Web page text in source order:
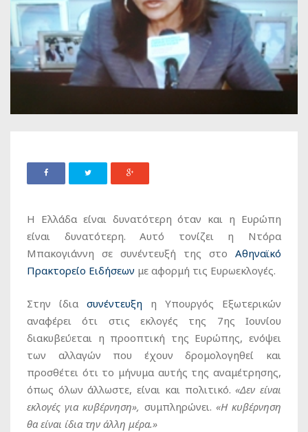
Η Ελλάδα είναι δυνατότερη όταν και η Ευρώπη
είναι δυνατότερη. Αυτό τονίζει η Ντόρα
Μπακογιάννη σε συνέντευξή της στο Αθηναϊκό
Πρακτορείο Ειδήσεων με αφορμή τις Ευρωεκλογές.
Στην ίδια συνέντευξη η Υπουργός Εξωτερικών
αναφέρει ότι στις εκλογές της 7ης Ιουνίου
διακυβεύεται η προοπτική της Ευρώπης, ενόψει
των αλλαγών που έχουν δρομολογηθεί και
προσθέτει ότι το μήνυμα αυτής της αναμέτρησης,
όπως όλων άλλωστε, είναι και πολιτικό. «Δεν είναι
εκλογές για κυβέρνηση», συμπληρώνει. «Η κυβέρνηση
θα είναι ίδια την άλλη μέρα.»